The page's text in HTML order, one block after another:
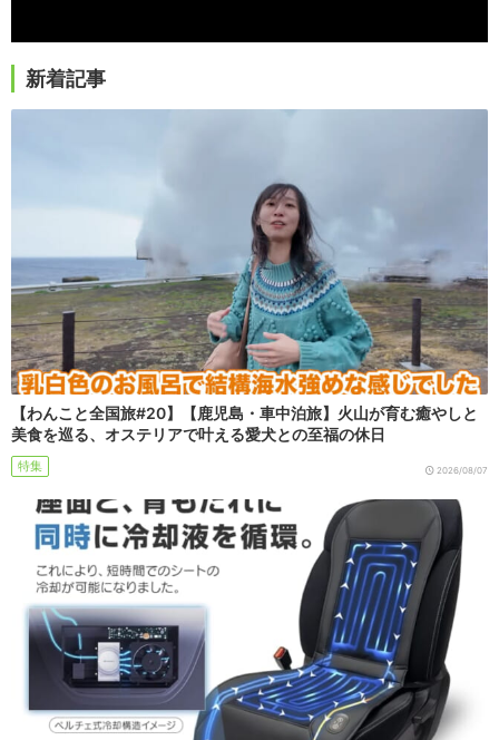
新着記事
【わんこと全国旅#20】【鹿児島・車中泊旅】火山が育む癒やしと
美食を巡る、オステリアで叶える愛犬との至福の休日
特集 2026/08/07